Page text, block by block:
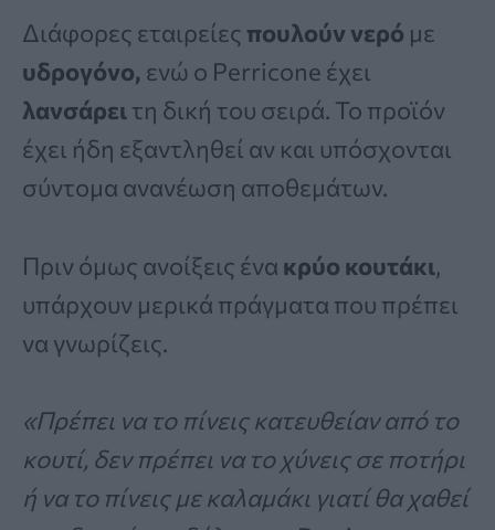
Διάφορες εταιρείες πουλούννερό με
υδρογόνο, ενώ ο Perricone έχει
λανσάρειτη δική του σειρά. Το προϊόν
έχει ήδη εξαντληθεί αν και υπόσχονται
σύντομα ανανέωση αποθεμάτων.
Πριν όμως ανοίξεις ένα κρύο κουτάκι,
υπάρχουν μερικά πράγματα που πρέπει
να γνωρίζεις.
«Πρέπει να το πίνεις κατευθείαν από το
κουτί, δεν πρέπει να το χύνεις σε ποτήρι
ή να το πίνεις με καλαμάκι γιατί θα χαθεί